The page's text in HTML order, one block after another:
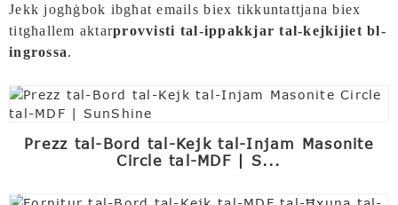
Jekk jogħġbok ibgħat emails biex tikkuntattjana biex
titgħallem aktarprovvisti tal-ippakkjar tal-kejkijiet bl-
ingrossa.
Prezz tal-Bord tal-Kejk tal-Injam Masonite
Circle tal-MDF | S...